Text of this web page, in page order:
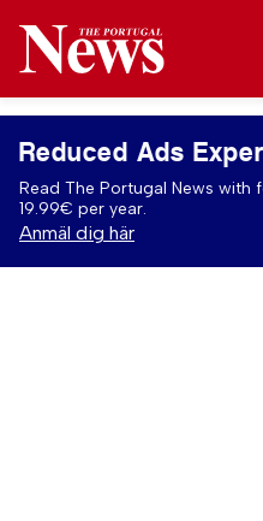
Reduced Ads
Read The Portugal News
19.99€ per year.
Anmäl dig här